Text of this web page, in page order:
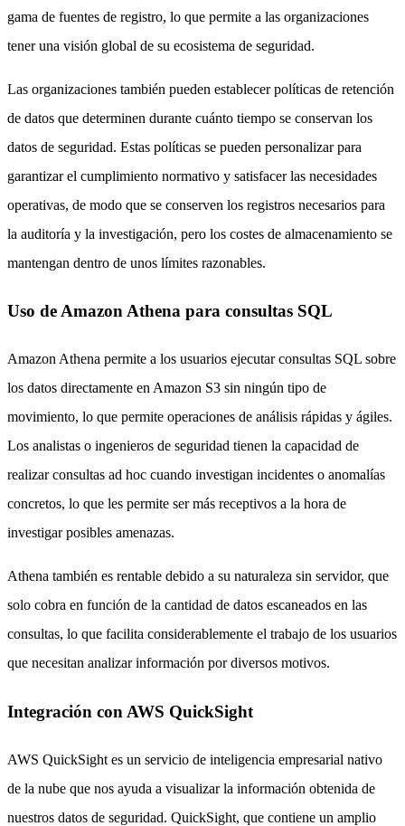
gama de fuentes de registro, lo que permite a las organizaciones
tener una visión global de su ecosistema de seguridad.
Las organizaciones también pueden establecer políticas de retención
de datos que determinen durante cuánto tiempo se conservan los
datos de seguridad. Estas políticas se pueden personalizar para
garantizar el cumplimiento normativo y satisfacer las necesidades
operativas, de modo que se conserven los registros necesarios para
la auditoría y la investigación, pero los costes de almacenamiento se
mantengan dentro de unos límites razonables.
Uso de Amazon Athena para consultas SQL
Amazon Athena permite a los usuarios ejecutar consultas SQL sobre
los datos directamente en Amazon S3 sin ningún tipo de
movimiento, lo que permite operaciones de análisis rápidas y ágiles.
Los analistas o ingenieros de seguridad tienen la capacidad de
realizar consultas ad hoc cuando investigan incidentes o anomalías
concretos, lo que les permite ser más receptivos a la hora de
investigar posibles amenazas.
Athena también es rentable debido a su naturaleza sin servidor, que
solo cobra en función de la cantidad de datos escaneados en las
consultas, lo que facilita considerablemente el trabajo de los usuarios
que necesitan analizar información por diversos motivos.
Integración con AWS QuickSight
AWS QuickSight es un servicio de inteligencia empresarial nativo
de la nube que nos ayuda a visualizar la información obtenida de
nuestros datos de seguridad. QuickSight, que contiene un amplio